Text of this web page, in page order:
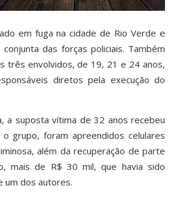
em fuga na cidade de Rio Verde e
das forças policiais. Também
três envolvidos, de 19, 21 e 24 anos,
diretos pela execução do
a suposta vítima de 32 anos recebeu
grupo, foram apreendidos celulares
além da recuperação de parte
mais de R$ 30 mil, que havia sido
um dos autores.